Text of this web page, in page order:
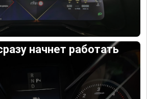
начнет работать